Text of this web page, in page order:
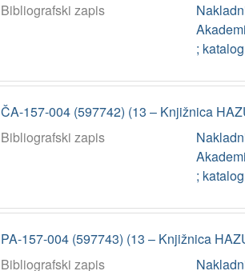
Bibliografski zapis
;
ČA-157-004 (597742) (13 – Knjižnica
Bibliografski zapis
;
PA-157-004 (597743) (13 – Knjižnica
Bibliografski zapis